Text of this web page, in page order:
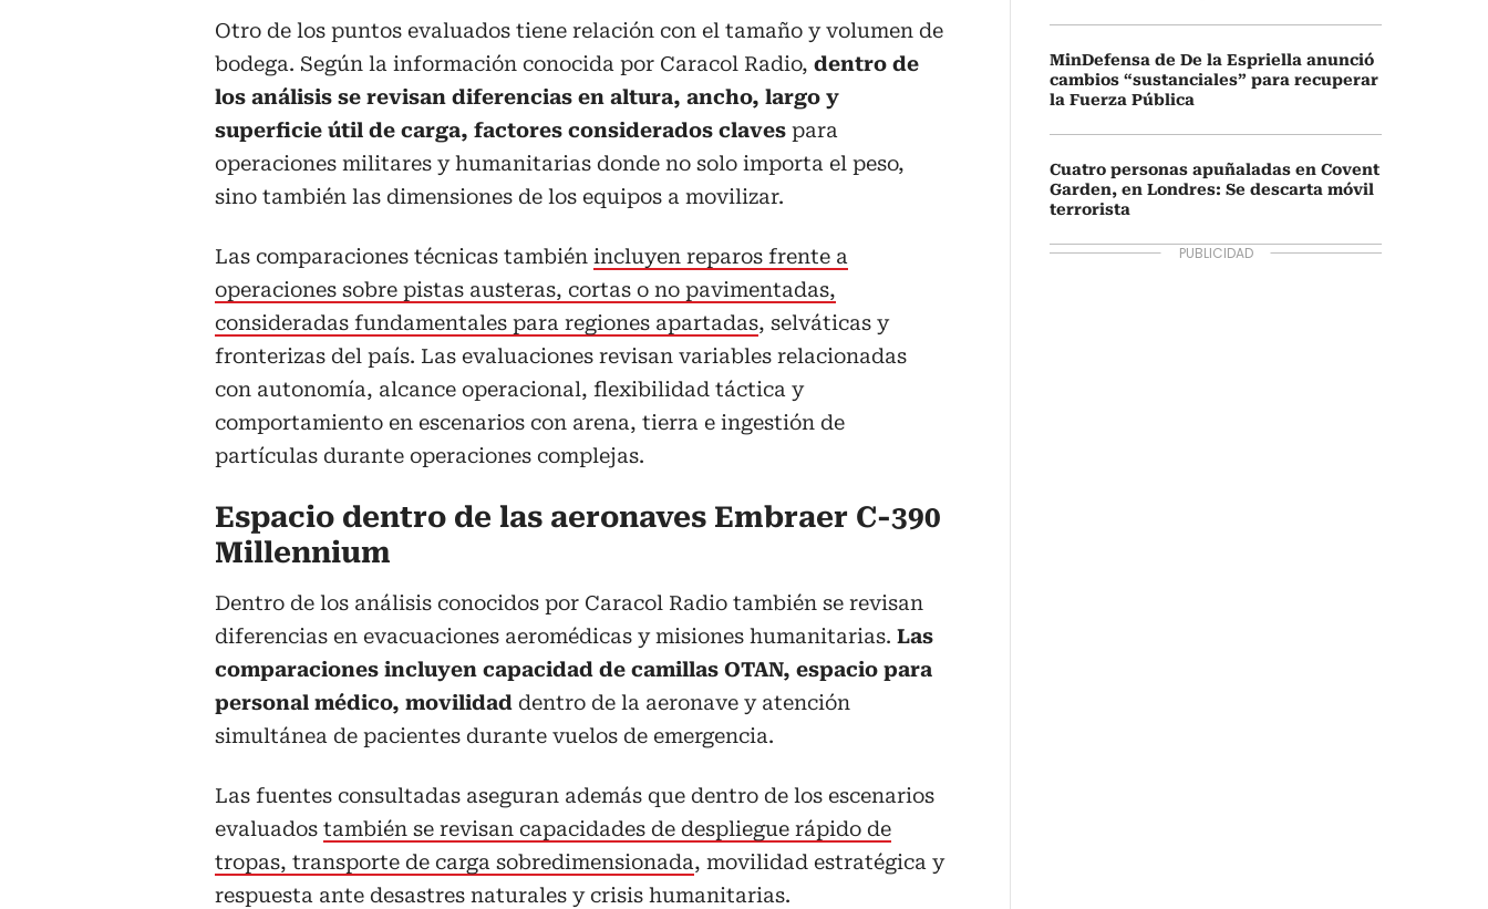
Otro de los puntos evaluados tiene relación con el tamaño y volumen de
bodega. Según la información conocida por Caracol Radio, dentro de
los análisis se revisan diferencias en altura, ancho, largo y
superficie útil de carga, factores considerados claves para
operaciones militares y humanitarias donde no solo importa el peso,
sino también las dimensiones de los equipos a movilizar.
Las comparaciones técnicas también incluyen reparos frente a
operaciones sobre pistas austeras, cortas o no pavimentadas,
consideradas fundamentales para regiones apartadas, selváticas y
fronterizas del país. Las evaluaciones revisan variables relacionadas
con autonomía, alcance operacional, flexibilidad táctica y
comportamiento en escenarios con arena, tierra e ingestión de
partículas durante operaciones complejas.
Espacio dentro de las aeronaves Embraer C-390
Millennium
Dentro de los análisis conocidos por Caracol Radio también se revisan
diferencias en evacuaciones aeromédicas y misiones humanitarias. Las
comparaciones incluyen capacidad de camillas OTAN, espacio para
personal médico, movilidad dentro de la aeronave y atención
simultánea de pacientes durante vuelos de emergencia.
Las fuentes consultadas aseguran además que dentro de los escenarios
evaluados también se revisan capacidades de despliegue rápido de
tropas, transporte de carga sobredimensionada, movilidad estratégica y
respuesta ante desastres naturales y crisis humanitarias.
MinDefensa de De la Espriella anunció
cambios “sustanciales” para recuperar
la Fuerza Pública
Cuatro personas apuñaladas en Covent
Garden, en Londres: Se descarta móvil
terrorista